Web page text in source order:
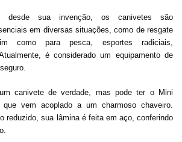
desde sua invenção, os canivetes são
em diversas situações, como de resgate
como para pesca, esportes radiciais,
é considerado um equipamento de
canivete de verdade, mas pode ter o Mini
vem acoplado a um charmoso chaveiro.
reduzido, sua lâmina é feita em aço, conferindo